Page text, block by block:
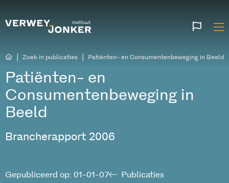
Zoek in publicaties Patiënten- en Consumentenbeweging in Beeld
Patiënten- en
Consumentenbeweging in
Beeld
Brancherapport 2006
Publicaties
Gepubliceerd op: 01-01-07